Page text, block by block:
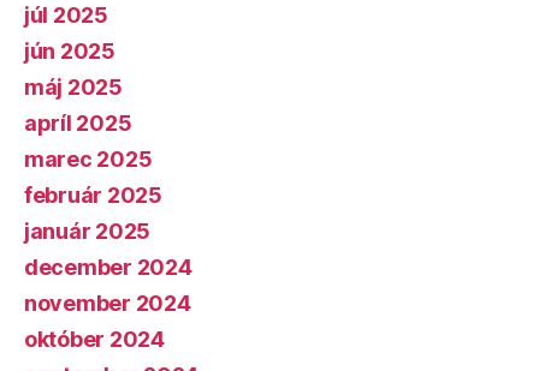
júl 2025
jún 2025
máj 2025
apríl 2025
marec 2025
február 2025
január 2025
december 2024
november 2024
október 2024